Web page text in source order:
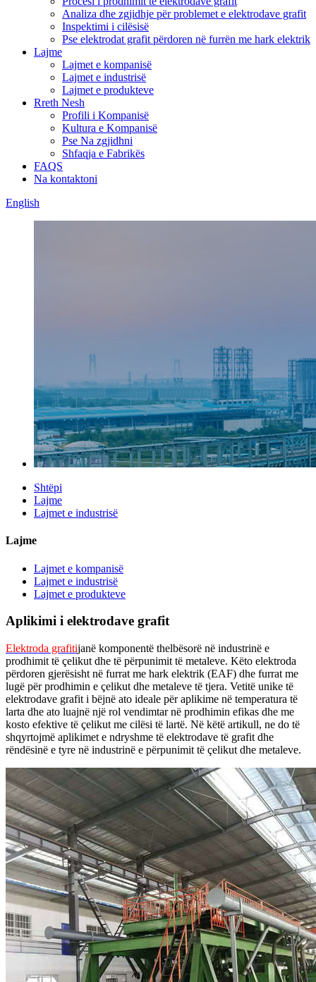
Analiza dhe zgjidhje për problemet e elektrodave grafit
Inspektimi i cilësisë
Pse elektrodat grafit përdoren në furrën me hark elektrik
Lajme
Lajmet e kompanisë
Lajmet e industrisë
Lajmet e produkteve
Rreth Nesh
Profili i Kompanisë
Kultura e Kompanisë
Pse Na zgjidhni
Shfaqja e Fabrikës
FAQS
Na kontaktoni
English
Shtëpi
Lajme
Lajmet e industrisë
Lajme
Lajmet e kompanisë
Lajmet e industrisë
Lajmet e produkteve
Aplikimi i elektrodave grafit
Elektroda grafitijanë komponentë thelbësorë në industrinë e
prodhimit të çelikut dhe të përpunimit të metaleve. Këto elektroda
përdoren gjerësisht në furrat me hark elektrik (EAF) dhe furrat me
lugë për prodhimin e çelikut dhe metaleve të tjera. Vetitë unike të
elektrodave grafit i bëjnë ato ideale për aplikime në temperatura të
larta dhe ato luajnë një rol vendimtar në prodhimin efikas dhe me
kosto efektive të çelikut me cilësi të lartë. Në këtë artikull, ne do të
shqyrtojmë aplikimet e ndryshme të elektrodave të grafit dhe
rëndësinë e tyre në industrinë e përpunimit të çelikut dhe metaleve.